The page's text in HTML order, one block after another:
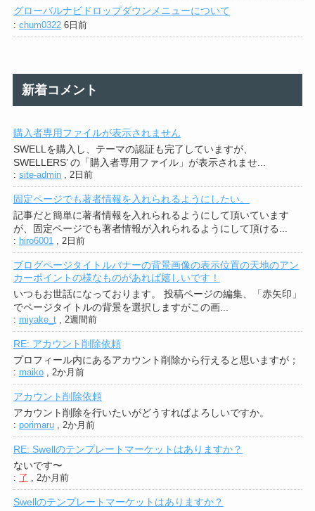
グローバルナビドロップダウンメニューについて
: chum0322 6日前
新着コメント
購入者専用ファイルが表示されません
SWELLを購入し、テーマの認証も完了していますが、
SWELLERS’ の「購入者専用ファイル」が表示されませ...
: site-admin, 2日前
固定ページでも著者情報を入れられるようにしたい。
記事だと簡単に著者情報を入れられるようにして頂いています
が、固定ページでも著者情報が入れられるようにして頂ける...
: hiro6001 2日前
ブログページタイトルバナーの背景画像の表示位置の天地のアン
カーポイントの様なものがあれば嬉しいです！
いつもお世話になっております。 投稿ページの編集、「赤矢印」
でページタイトルの背景を選択しますがこの画...
: miyake_t, 2週間前
RE: アカウント削除依頼
プロフィール内にあるアカウント削除から行えると思いますが；
: maiko, 2か月前
アカウント削除依頼
アカウント削除を行いたいがどうすればよろしいですか。
: porimaru, 2か月前
RE: Swellのテンプレートマーケットはありますか？
ないです〜
: 了 2か月前
Swellのテンプレートマーケットはありますか？